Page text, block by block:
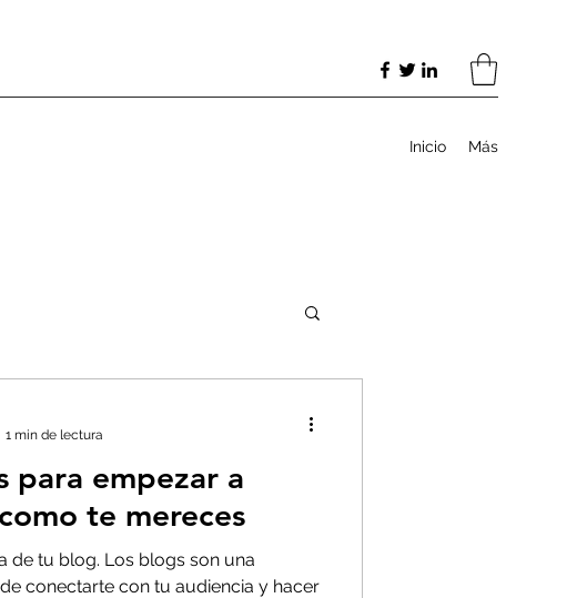
Inicio Más
para empezar a
te mereces
de tu blog. Los blogs son una
conectarte con tu audiencia y hacer
1 min de lectura